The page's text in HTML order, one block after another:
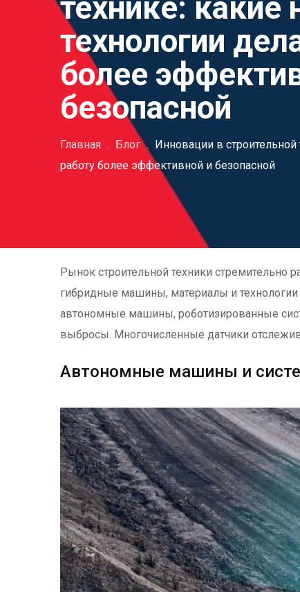
технике: какие
технологии
более
безопасной
Главная . Блог .
Инновации в
работу более эффективной и безопасной
Рынок строительной техники стремительно
гибридные машины, материалы и технологии
автономные машины, роботизированные
выбросы. Многочисленные датчики
Автономные машины и